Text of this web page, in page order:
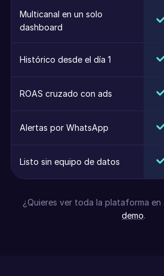
Multicanal en un solo
dashboard
Histórico desde el día 1
ROAS cruzado con ads
Alertas por WhatsApp
Listo sin equipo de datos
¿Quieres ver toda la plataforma en
demo.